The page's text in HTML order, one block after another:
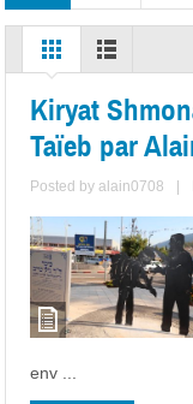
Kiryat
Taïeb par
Posted byalain0708
env ...